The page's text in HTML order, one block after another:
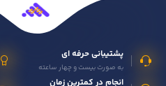
پشتیبانی حرفه ای
به صورت بیست و چهار ساعته
انجام در کمترین زمان